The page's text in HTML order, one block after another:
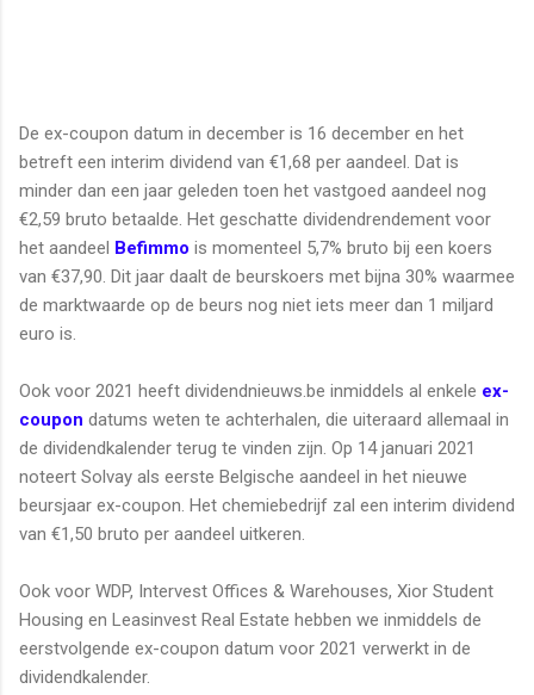
De ex-coupon datum in december is 16 december en het
betreft een interim dividend van €1,68 per aandeel. Dat is
minder dan een jaar geleden toen het vastgoed aandeel nog
€2,59 bruto betaalde. Het geschatte dividendrendement voor
het aandeel Befimmo is momenteel 5,7% bruto bij een koers
van €37,90. Dit jaar daalt de beurskoers met bijna 30% waarmee
de marktwaarde op de beurs nog niet iets meer dan 1 miljard
euro is.
Ook voor 2021 heeft dividendnieuws.be inmiddels al enkele ex-
coupon datums weten te achterhalen, die uiteraard allemaal in
de dividendkalender terug te vinden zijn. Op 14 januari 2021
noteert Solvay als eerste Belgische aandeel in het nieuwe
beursjaar ex-coupon. Het chemiebedrijf zal een interim dividend
van €1,50 bruto per aandeel uitkeren.
Ook voor WDP, Intervest Offices & Warehouses, Xior Student
Housing en Leasinvest Real Estate hebben we inmiddels de
eerstvolgende ex-coupon datum voor 2021 verwerkt in de
dividendkalender.